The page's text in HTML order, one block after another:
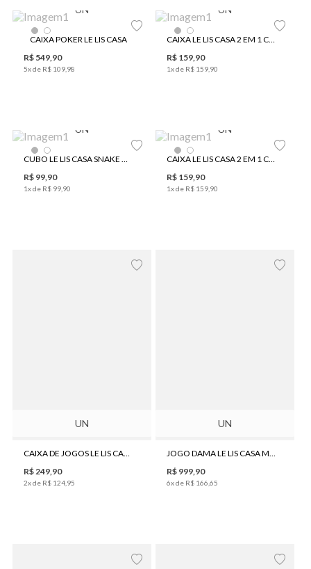
UN
CAIXA POKER LE LIS CASA
R$ 549,90
5x de R$ 109 98
UN
CAIXA LE LIS CASA 2 EM 1 CUBOS II
R$ 159,90
1x de R$ 159 90
UN
CUBO LE LIS CASA SNAKE WOOD
R$ 99,90
1x de R$ 99 90
UN
CAIXA LE LIS CASA 2 EM 1 CUBOS
R$ 159,90
1x de R$ 159 90
UN
CAIXA DE JOGOS LE LIS CASA 2 EM 1 WOOD I
R$ 249 90
2x de R$ 124 95
UN
JOGO DAMA LE LIS CASA MÁRMORE
R$ 999 90
6x de R$ 166 65